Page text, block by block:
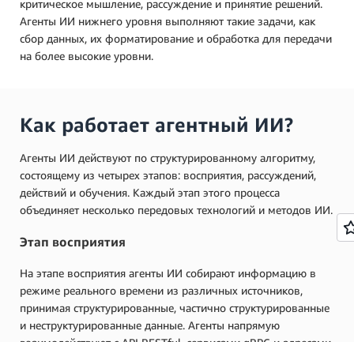
критическое мышление, рассуждение и принятие решений.
Агенты ИИ нижнего уровня выполняют такие задачи, как
сбор данных, их форматирование и обработка для передачи
на более высокие уровни.
Как работает агентный ИИ?
Агенты ИИ действуют по структурированному алгоритму,
состоящему из четырех этапов: восприятия, рассуждений,
действий и обучения. Каждый этап этого процесса
объединяет несколько передовых технологий и методов ИИ.
Этап восприятия
На этапе восприятия агенты ИИ собирают информацию в
режиме реального времени из различных источников,
принимая структурированные, частично структурированные
и неструктурированные данные. Агенты напрямую